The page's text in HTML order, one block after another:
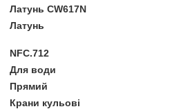
Латунь CW617N
Латунь
NFC.712
Для води
Прямий
Крани кульові